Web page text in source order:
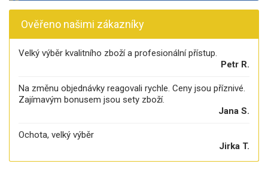
Ověřeno našimi zákazníky
Velký výběr kvalitního zboží a profesionální přístup.
Petr R.
Na změnu objednávky reagovali rychle. Ceny jsou příznivé.
Zajímavým bonusem jsou sety zboží.
Jana S.
Ochota, velký výběr
Jirka T.